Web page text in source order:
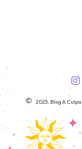
2025. Blog A